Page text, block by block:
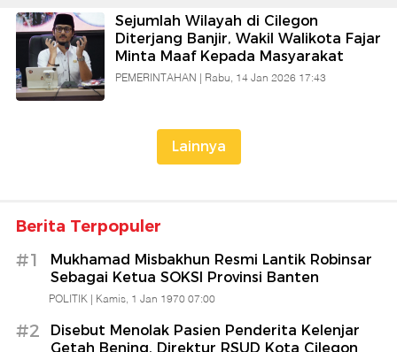
Sejumlah Wilayah di Cilegon
Diterjang Banjir, Wakil Walikota Fajar
Minta Maaf Kepada Masyarakat
PEMERINTAHAN | Rabu, 14 Jan 2026 17:43
Berita Terpopuler
#1
Mukhamad Misbakhun Resmi Lantik Robinsar
Sebagai Ketua SOKSI Provinsi Banten
POLITIK | Kamis, 1 Jan 1970 07:00
#2
Disebut Menolak Pasien Penderita Kelenjar
Getah Bening, Direktur RSUD Kota Cilegon